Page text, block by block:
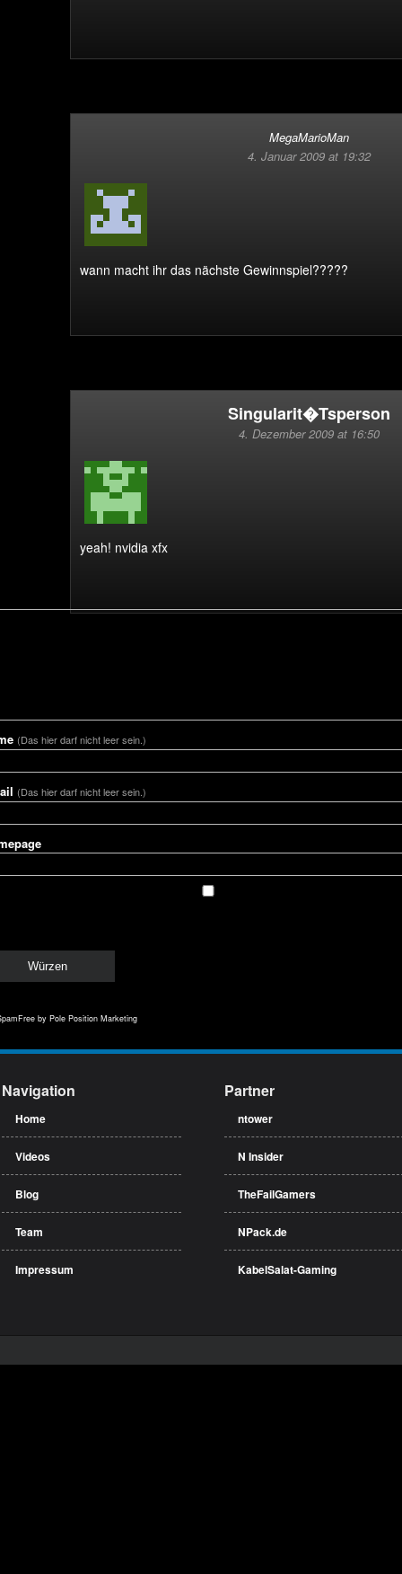
MegaMarioMan
4. Januar 2009 at 19:32
wann macht ihr das nächste Gewinnspiel?????
Singularit�tsperson
4. Dezember 2009 at 16:50
yeah! nvidia xfx
(Das hier darf nicht leer sein.)
(Das hier darf nicht leer sein.)
by Pole Position Marketing
Navigation
Home
Videos
Blog
Team
Impressum
Partner
ntower
N Insider
TheFailGamers
NPack.de
KabelSalat-Gaming